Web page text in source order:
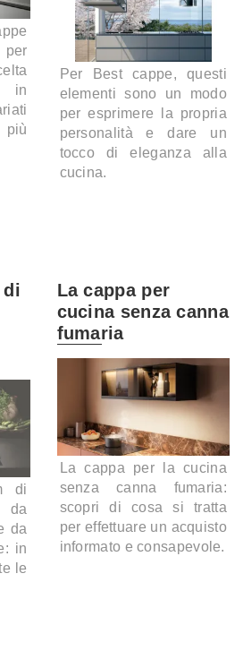
per
in
Per Best cappe, questi
elementi sono un modo
per esprimere la propria
personalità e dare un
tocco di eleganza alla
cucina.
di
di
da
da
in
le
La cappa per
cucina senza canna
fumaria
La cappa per la cucina
senza canna fumaria:
scopri di cosa si tratta
per effettuare un acquisto
informato e consapevole.